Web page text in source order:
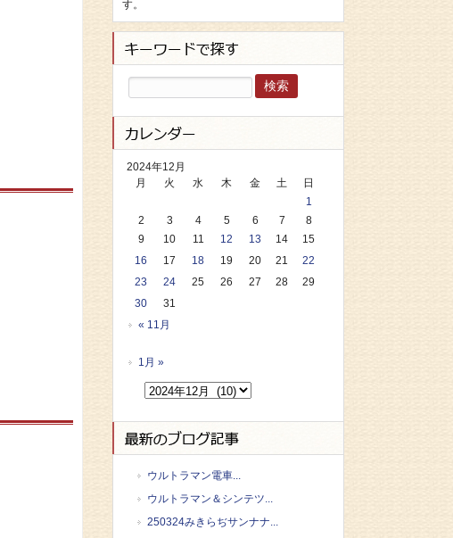
す。
検
索:
2024年12月
月
火 水 木 金 土
日
1
2
3 4 5 6 7
8
9
10 11 12 13 14
15
16
17 18 19 20 21
22
23
24 25 26 27 28
29
30
31
« 11月
1月 »
ウルトラマン電車...
ウルトラマン＆シンテツ...
250324みきらぢサンナナ...